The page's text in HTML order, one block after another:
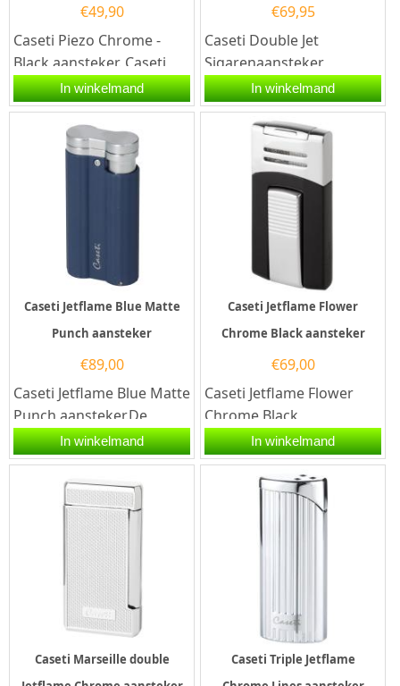
€49,90
Caseti Piezo Chrome -
Black aansteker. Caseti
Piezo Chrome - Black
aansteker heeft een
zwarte...
In winkelmand
€69,95
Caseti Double Jet
Sigarenaansteker
grijsblauw aansteker.De
Caseti Double Jet
Sigarenaansteker...
In winkelmand
Caseti Jetflame Blue Matte
Punch aansteker
€89,00
Caseti Jetflame Blue Matte
Punch aansteker.De
Caseti Jetflame Blue Matte
Punch aansteker is
blauw...
In winkelmand
Caseti Jetflame Flower
Chrome Black aansteker
€69,00
Caseti Jetflame Flower
Chrome Black
aansteker.De Caseti
Jetflame Flower Chrome
Black aansteker...
In winkelmand
Caseti Marseille double
Caseti Triple Jetflame